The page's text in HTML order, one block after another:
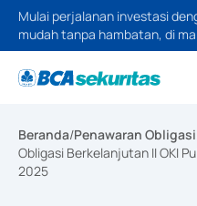
Mulai perjalanan investasi
mudah tanpa hambatan, di
Beranda/Penawaran Obligasi
Obligasi Berkelanjutan II OKI
2025